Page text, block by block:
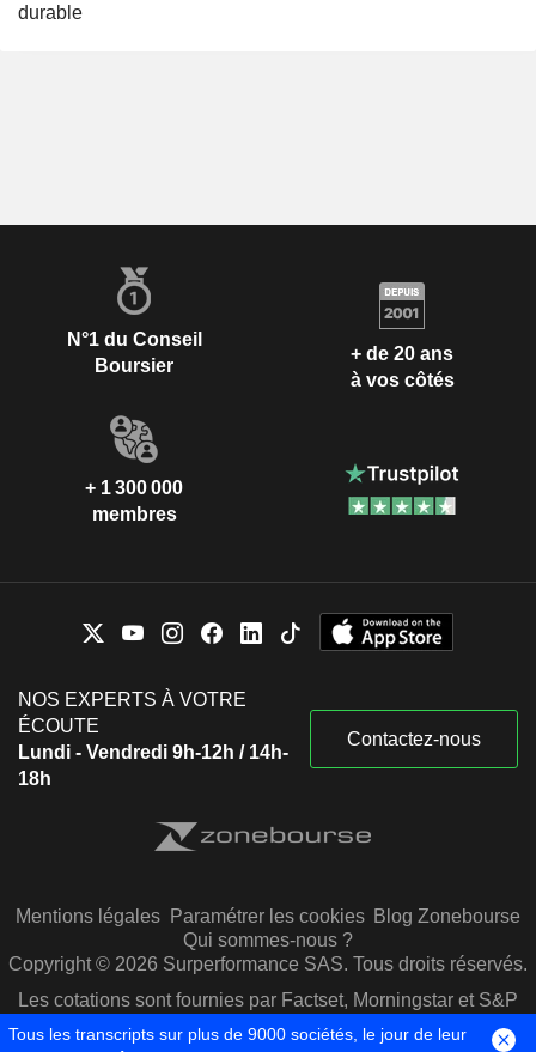
durable
N°1 du Conseil
Boursier
+ de 20 ans
à vos côtés
+ 1 300 000
membres
NOS EXPERTS À VOTRE
ÉCOUTE
Lundi - Vendredi 9h-12h / 14h-
18h
Contactez-nous
Mentions légales Paramétrer les cookies Blog Zonebourse
Qui sommes-nous ?
Copyright © 2026 Surperformance SAS. Tous droits réservés.
Les cotations sont fournies par Factset, Morningstar et S&P
Capital IQ
Tous les transcripts sur plus de 9000 sociétés, le jour de leur